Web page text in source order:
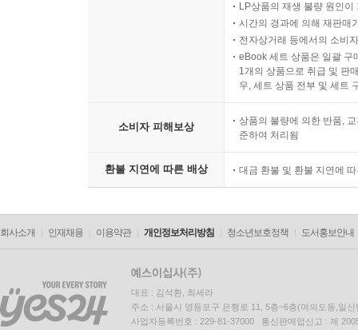
LP상품의 재생 불량 원인
시간의 경과에 의해 재판매
전자상거래 등에서의 소비
eBook 세트 상품은 일괄 구
1개의 상품으로 취급 및 판
우, 세트 상품 전부 및 세트
소비자 피해보상
상품의 불량에 의한 반품,
준하여 처리됨
환불 지연에 따른 배상 대금 환불 및 환불 지연에
회사소개 인재채용 이용약관 개인정보처리방침 청소년보호정책 도서홍보안내
대표 : 김석환, 최세라
주소 : 서울시 영등포구 은행로 11, 5층~6층(여의도동,일신
사업자등록번호 : 229-81-37000 통신판매업신고 : 제